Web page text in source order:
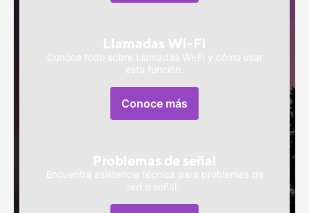
Llamadas Wi-Fi
Conoce todo sobre Llamadas Wi-Fi y cómo usar
esta función.
Conoce más
Problemas de señal
Encuentra asistencia técnica para problemas de
red o señal.